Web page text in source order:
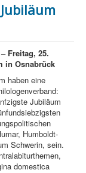
Freitag, 25.
in Osnabrück
haben eine
Jubiläum
Humboldt-
Schwerin, sein.
domestica